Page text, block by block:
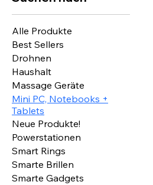
Alle Produkte
Best Sellers
Drohnen
Haushalt
Massage Geräte
Mini PC, Notebooks +
Tablets
Neue Produkte!
Powerstationen
Smart Rings
Smarte Brillen
Smarte Gadgets